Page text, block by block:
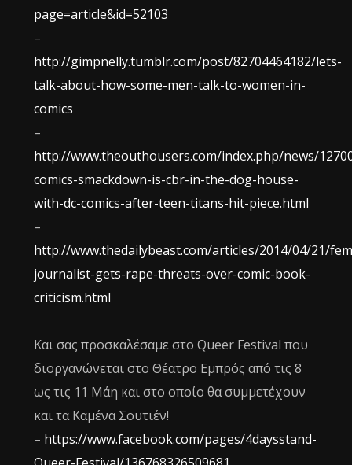
page=article&id=52103
–
http://gimpnelly.tumblr.com/post/82704464182/lets-
talk-about-how-some-men-talk-to-women-in-
comics
–
http://www.theouthousers.com/index.php/news/
comics-smackdown-is-cbr-in-the-dog-house-
with-dc-comics-after-teen-titans-hit-piece.html
–
http://www.thedailybeast.com/articles/2014/04/21/
journalist-gets-rape-threats-over-comic-book-
criticism.html
Και σας προσκαλέσαμε στο Queer Festival που
διοργανώνεται στο Θέατρο Εμπρός από τις 8
ως τις 11 Μάη και στο οποίο θα συμμετέχουν
και τα Καμένα Σουτιέν!
– https://www.facebook.com/pages/4daysstand-